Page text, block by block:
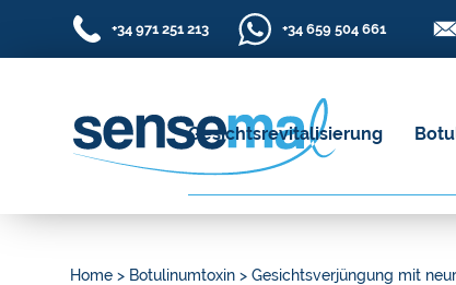
+34 971 251 213 +34 659 504 661
Gesichtsrevitalisierung
Home > Botulinumtoxin > Gesichtsverjüngung mit